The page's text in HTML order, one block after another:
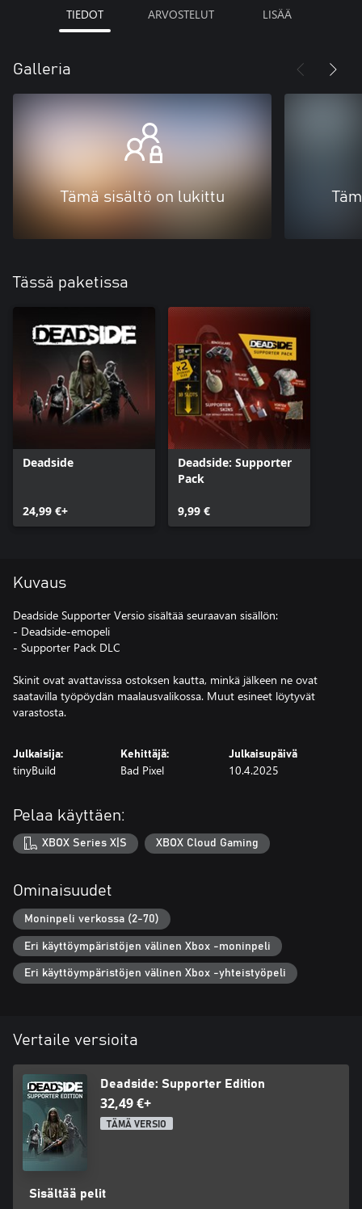
TIEDOT ARVOSTELUT LISÄÄ
Galleria
Tämä sisältö on lukittu
Tässä paketissa
Deadside
24,99 €+
Deadside: Supporter
Pack
9,99 €
Kuvaus
Deadside Supporter Versio sisältää seuraavan sisällön:
- Deadside-emopeli
- Supporter Pack DLC
Skinit ovat avattavissa ostoksen kautta, minkä jälkeen ne ovat
saatavilla työpöydän maalausvalikossa. Muut esineet löytyvät
varastosta.
Julkaisija:
tinyBuild
Kehittäjä:
Bad Pixel
Julkaisupäivä
10.4.2025
Pelaa käyttäen:
XBOX Series X|S XBOX Cloud Gaming
Ominaisuudet
Moninpeli verkossa (2-70)
Eri käyttöympäristöjen välinen Xbox -moninpeli
Eri käyttöympäristöjen välinen Xbox -yhteistyöpeli
Vertaile versioita
Deadside: Supporter Edition
32,49 €+
TÄMÄ VERSIO
Sisältää pelit